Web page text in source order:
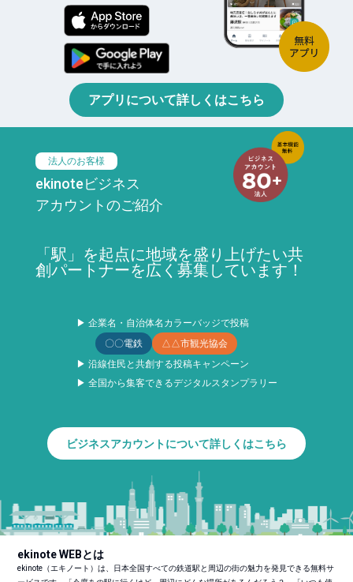
アプリについて詳しくはこちら
法人のお客様
ekinoteビジネス
アカウントのご紹介
「駅」を起点に地域を盛り上げたい共
創パートナーを広く募集しています！
▶ 企業名・自治体名カラーバッジで投稿
〇〇電鉄
△△市観光協会
▶ 沿線住民と共創する投稿キャンペーン
▶ 全国から集客できるデジタルスタンプラリー
ビジネスアカウントについて詳しくはこちら
ekinote WEBとは
ekinote（エキノート）は、日本全国すべての鉄道駅と周辺の街の魅力を発見できる無料サ